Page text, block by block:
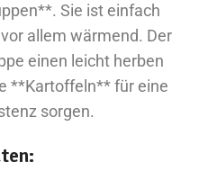
Sie ist einfach
allem wärmend. Der
einen leicht herben
**Kartoffeln** für eine
sorgen.